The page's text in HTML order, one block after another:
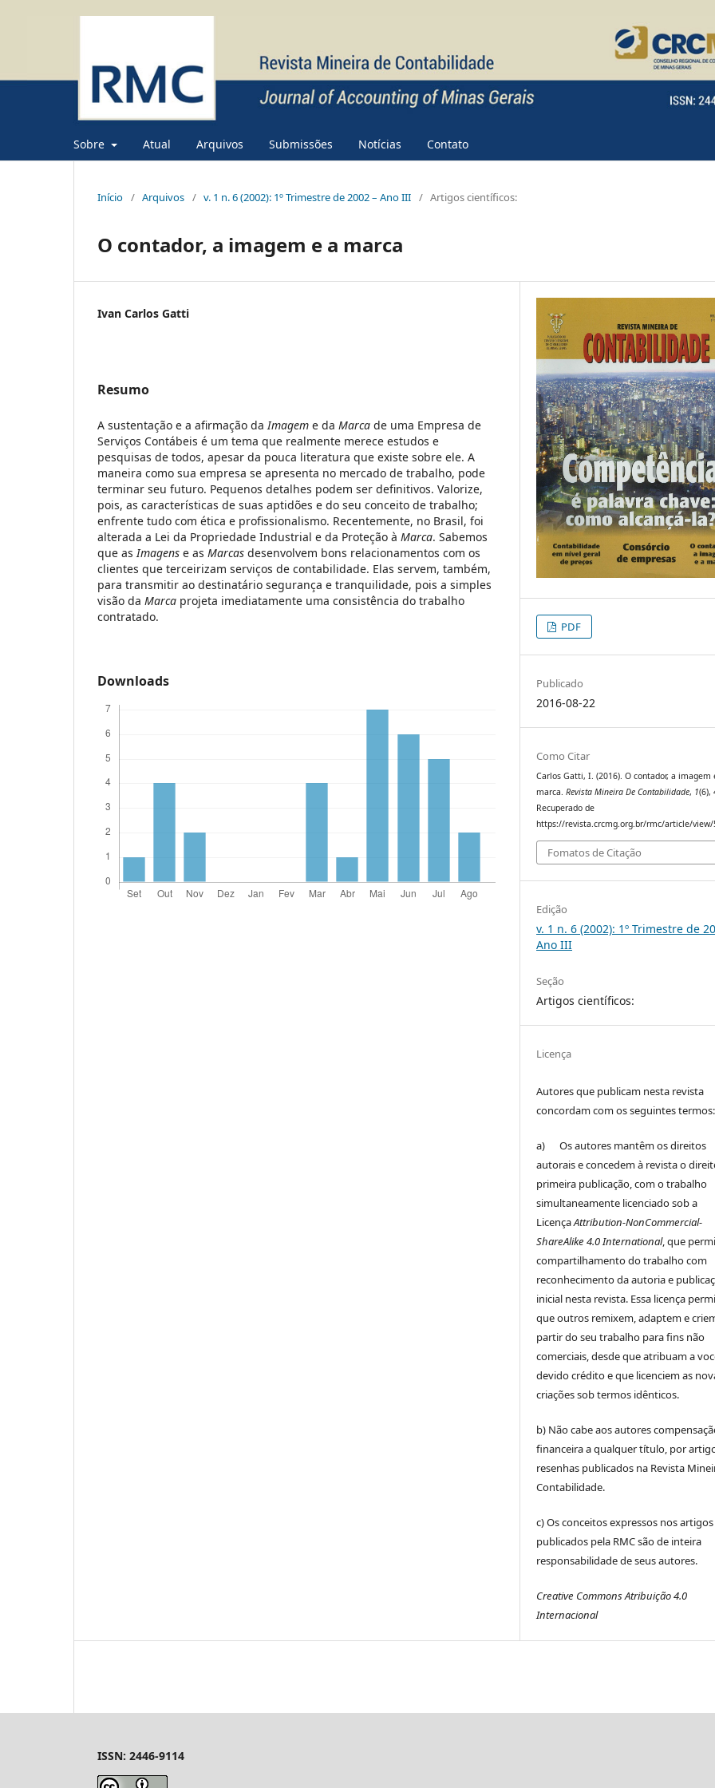
Sobre Atual Arquivos Submissões Notícias Contato
Início / Arquivos / v. 1 n. 6 (2002): 1º Trimestre de 2002 – Ano III / Artigos científicos:
O contador, a imagem e a marca
Ivan Carlos Gatti
Resumo
A sustentação e a afirmação da Imagem e da Marca de uma Empresa de
Serviços Contábeis é um tema que realmente merece estudos e
pesquisas de todos, apesar da pouca literatura que existe sobre ele. A
maneira como sua empresa se apresenta no mercado de trabalho, pode
terminar seu futuro. Pequenos detalhes podem ser definitivos. Valorize,
pois, as características de suas aptidões e do seu conceito de trabalho;
enfrente tudo com ética e profissionalismo. Recentemente, no Brasil, foi
alterada a Lei da Propriedade Industrial e da Proteção à Marca. Sabemos
que as Imagens e as Marcas desenvolvem bons relacionamentos com os
clientes que terceirizam serviços de contabilidade. Elas servem, também,
para transmitir ao destinatário segurança e tranquilidade, pois a simples
visão da Marca projeta imediatamente uma consistência do trabalho
contratado.
Downloads
PDF
Publicado
2016-08-22
Como Citar
Carlos Gatti, I. (2016). O contador, a imagem
marca.Revista Mineira De Contabilidade, 1(6),
Recuperado de
https://revista.crcmg.org.br/rmc/article/view/
Fomatos de Citação
Edição
v. 1 n. 6 (2002): 1º Trimestre de
Ano III
Seção
Artigos científicos:
Licença
Autores que publicam nesta revista
concordam com os seguintes termos:
a) Os autores mantêm os direitos
autorais e concedem à revista o
primeira publicação, com o trabalho
simultaneamente licenciado sob a
LicençaAttribution-NonCommercial-
ShareAlike 4.0 International, que
compartilhamento do trabalho com
reconhecimento da autoria e
inicial nesta revista. Essa licença
que outros remixem, adaptem e
partir do seu trabalho para fins não
comerciais, desde que atribuam a
devido crédito e que licenciem as
criações sob termos idênticos.
b) Não cabe aos autores
financeira a qualquer título, por
resenhas publicados na Revista
Contabilidade.
c) Os conceitos expressos nos artigos
publicados pela RMC são de inteira
responsabilidade de seus autores.
Creative Commons Atribuição 4.0
Internacional
ISSN: 2446-9114